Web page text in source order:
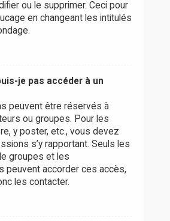
ou le supprimer. Ceci pour
en changeant les intitulés
je pas accéder à un
peuvent être réservés à
ou groupes. Pour les
y poster, etc., vous devez
s’y rapportant. Seuls les
groupes et les
peuvent accorder ces accès,
les contacter.